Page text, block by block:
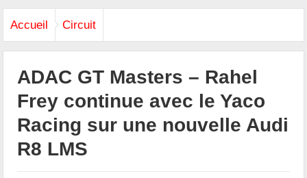
Accueil Circuit
ADAC GT Masters – Rahel
Frey continue avec le Yaco
Racing sur une nouvelle Audi
R8 LMS